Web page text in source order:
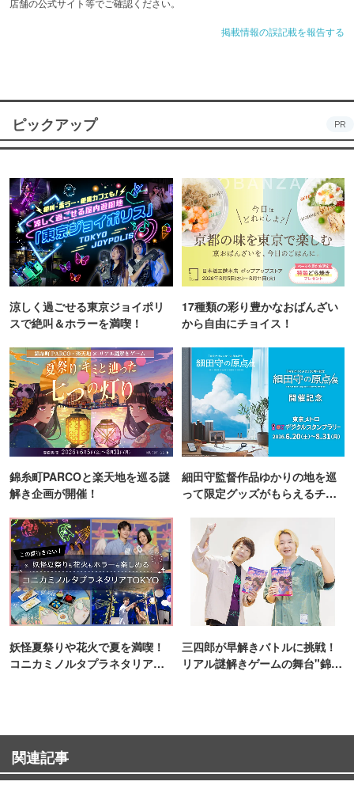
掲載情報の誤記載を報告する
ピックアップ PR
涼しく過ごせる東京ジョイポリ
スで絶叫＆ホラーを満喫！
17種類の彩り豊かなおばんざい
から自由にチョイス！
錦糸町PARCOと楽天地を巡る謎
解き企画が開催！
細田守監督作品ゆかりの地を巡
って限定グッズがもらえるチャ
妖怪夏祭りや花火で夏を満喫！
コニカミノルタプラネタリア
三四郎が早解きバトルに挑戦！
リアル謎解きゲームの舞台"錦糸
関連記事